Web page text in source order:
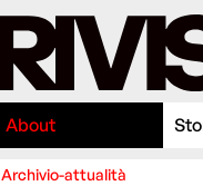
About
Archivio-attualità